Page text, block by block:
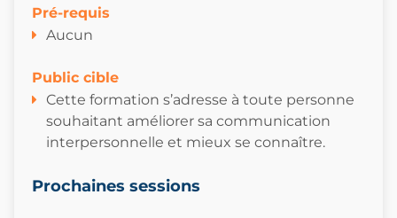
Pré-requis
Aucun
Public cible
Cette formation s’adresse à toute personne
souhaitant améliorer sa communication
interpersonnelle et mieux se connaître.
Prochaines sessions